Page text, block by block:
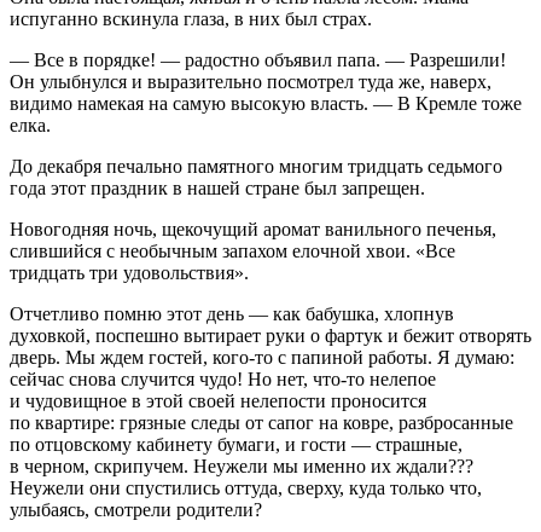
испуганно вскинула глаза, в них был страх.
— Все в порядке! — радостно объявил папа. — Разрешили!
Он улыбнулся и выразительно посмотрел туда же, наверх,
видимо намекая на самую высокую власть. — В Кремле тоже
елка.
До декабря печально памятного многим тридцать седьмого
года этот праздник в нашей стране был запрещен.
Новогодняя ночь, щекочущий аромат ванильного печенья,
слившийся с необычным запахом елочной хвои. «Все
тридцать три удовольствия».
Отчетливо помню этот день — как бабушка, хлопнув
духовкой, поспешно вытирает руки о фартук и бежит отворять
дверь. Мы ждем гостей, кого-то с папиной работы. Я думаю:
сейчас снова случится чудо! Но нет, что-то нелепое
и чудовищное в этой своей нелепости проносится
по квартире: грязные следы от сапог на ковре, разбросанные
по отцовскому кабинету бумаги, и гости — страшные,
в черном, скрипучем. Неужели мы именно их ждали???
Неужели они спустились оттуда, сверху, куда только что,
улыбаясь, смотрели родители?